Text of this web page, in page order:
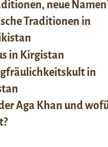
neue
Traditionen in
in Kirgistan
in
Aga Khan und